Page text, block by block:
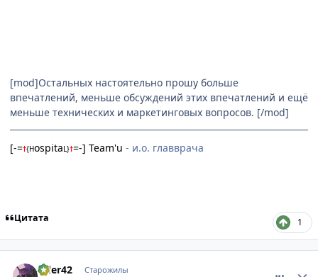
[mod]Остальных настоятельно прошу больше
впечатлений, меньше обсуждений этих впечатлений и ещё
меньше технических и маркетинговых вопросов. [/mod]
[-=†{HospitaL}†=-] Team'u - и.о. главврача
Цитата 1
rider42 Старожилы